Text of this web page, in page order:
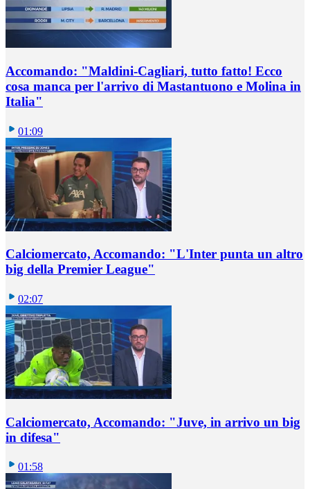
Accomando: "Maldini-Cagliari, tutto fatto! Ecco
cosa manca per l'arrivo di Mastantuono e Molina in
Italia"
01:09
Calciomercato, Accomando: "L'Inter punta un altro
big della Premier League"
02:07
Calciomercato, Accomando: "Juve, in arrivo un big
in difesa"
01:58